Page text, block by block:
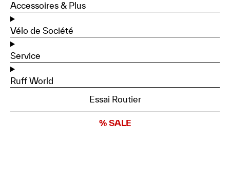
Accessoires & Plus
Vélo de Société
Service
Ruff World
Essai Routier
% SALE